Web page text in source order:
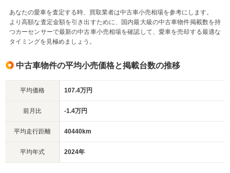
あなたの愛車を査定する時、買取業者は中古車小売相場を参考にします。
より高額な査定金額を引き出すために、国内最大級の中古車物件掲載数を持
つカーセンサーで最新の中古車小売相場を確認して、愛車を売却する最適な
タイミングを見極めましょう。
中古車物件の平均小売価格と掲載台数の推移
平均価格 107.4万円
前月比 -1.4万円
平均走行距離 40440km
平均年式 2024年